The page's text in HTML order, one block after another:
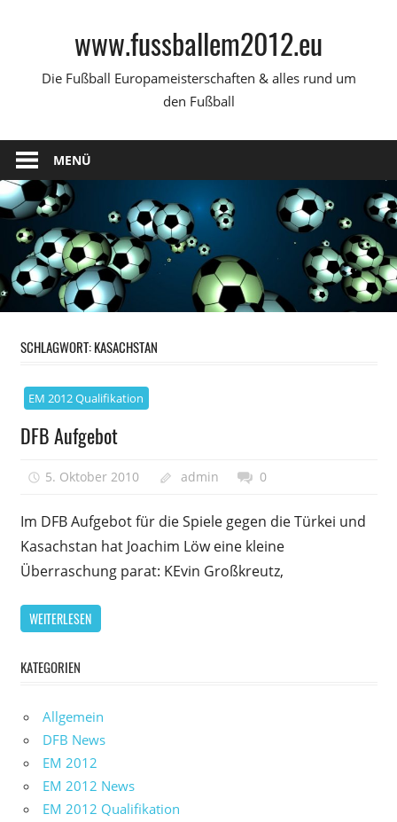
www.fussballem2012.eu
Die Fußball Europameisterschaften & alles rund um
den Fußball
MENÜ
SCHLAGWORT:KASACHSTAN
EM 2012 Qualifikation
DFB Aufgebot
5. Oktober 2010 admin 0
Im DFB Aufgebot für die Spiele gegen die Türkei und
Kasachstan hat Joachim Löw eine kleine
Überraschung parat: KEvin Großkreutz,
WEITERLESEN
KATEGORIEN
Allgemein
DFB News
EM 2012
EM 2012 News
EM 2012 Qualifikation